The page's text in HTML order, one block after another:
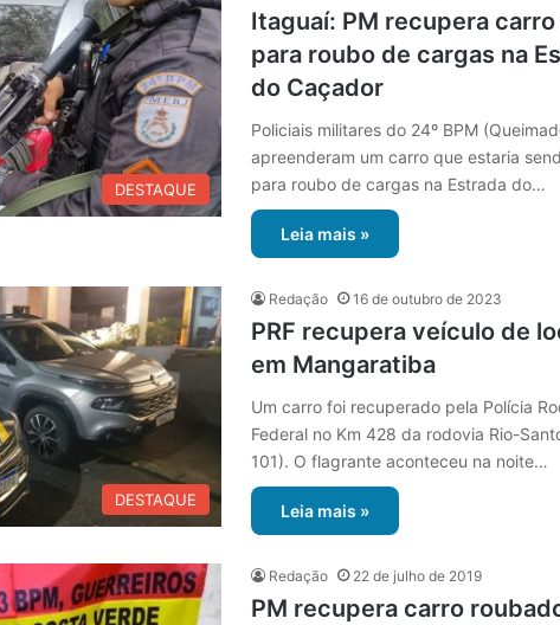
DESTAQUE
Itaguaí: PM recupera
para roubo de cargas na
do Caçador
Policiais militares do 24º BPM
apreenderam um carro que estaria
para roubo de cargas na Estrada do…
Leia mais »
DESTAQUE
Redação 16 de outubro de 2023
PRF recupera veículo de
em Mangaratiba
Um carro foi recuperado pela Polícia
Federal no Km 428 da rodovia Rio-
101). O flagrante aconteceu na noite…
Leia mais »
Redação 22 de julho de 2019
PM recupera carro